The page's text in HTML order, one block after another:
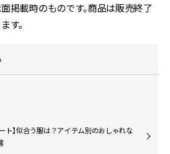
掲載時のものです。商品は販売終了
す。
ト】似合う服は？アイテム別のおしゃれな